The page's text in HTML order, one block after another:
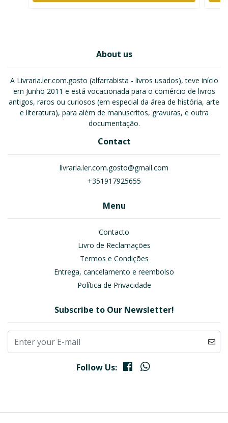
About us
A Livraria.ler.com.gosto (alfarrabista - livros usados), teve início
em Junho 2011 e está vocacionada para o comércio de livros
antigos, raros ou curiosos (em especial da área de história, arte
e literatura), para além de manuscritos, gravuras, e outra
documentação.
Contact
livraria.ler.com.gosto@gmail.com
+351917925655
Menu
Contacto
Livro de Reclamações
Termos e Condições
Entrega, cancelamento e reembolso
Política de Privacidade
Subscribe to Our Newsletter!
Follow Us: